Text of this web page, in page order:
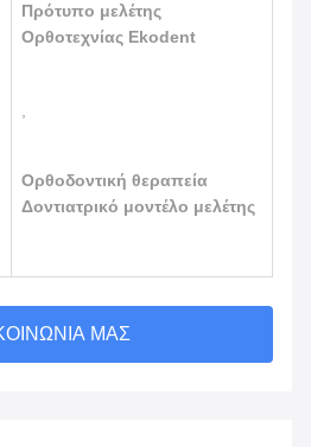
Πρότυπο μελέτης
Ορθοτεχνίας Ekodent
Ορθοδοντική θεραπεία
Δοντιατρικό μοντέλο μελέτης
ΕΠΙΚΟΙΝΩΝΊΑ ΜΑΣ